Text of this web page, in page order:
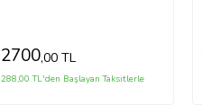
2700,00 TL
288,00 TL'den Başlayan Taksitlerle